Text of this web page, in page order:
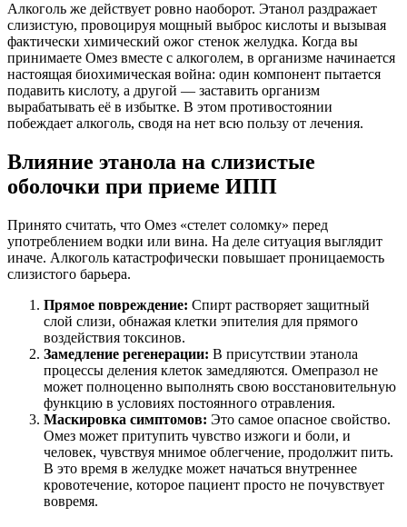
Алкоголь же действует ровно наоборот. Этанол раздражает
слизистую, провоцируя мощный выброс кислоты и вызывая
фактически химический ожог стенок желудка. Когда вы
принимаете Омез вместе с алкоголем, в организме начинается
настоящая биохимическая война: один компонент пытается
подавить кислоту, а другой — заставить организм
вырабатывать её в избытке. В этом противостоянии
побеждает алкоголь, сводя на нет всю пользу от лечения.
Влияние этанола на слизистые
оболочки при приеме ИПП
Принято считать, что Омез «стелет соломку» перед
употреблением водки или вина. На деле ситуация выглядит
иначе. Алкоголь катастрофически повышает проницаемость
слизистого барьера.
Прямое повреждение: Спирт растворяет защитный
слой слизи, обнажая клетки эпителия для прямого
воздействия токсинов.
Замедление регенерации: В присутствии этанола
процессы деления клеток замедляются. Омепразол не
может полноценно выполнять свою восстановительную
функцию в условиях постоянного отравления.
Маскировка симптомов: Это самое опасное свойство.
Омез может притупить чувство изжоги и боли, и
человек, чувствуя мнимое облегчение, продолжит пить.
В это время в желудке может начаться внутреннее
кровотечение, которое пациент просто не почувствует
вовремя.